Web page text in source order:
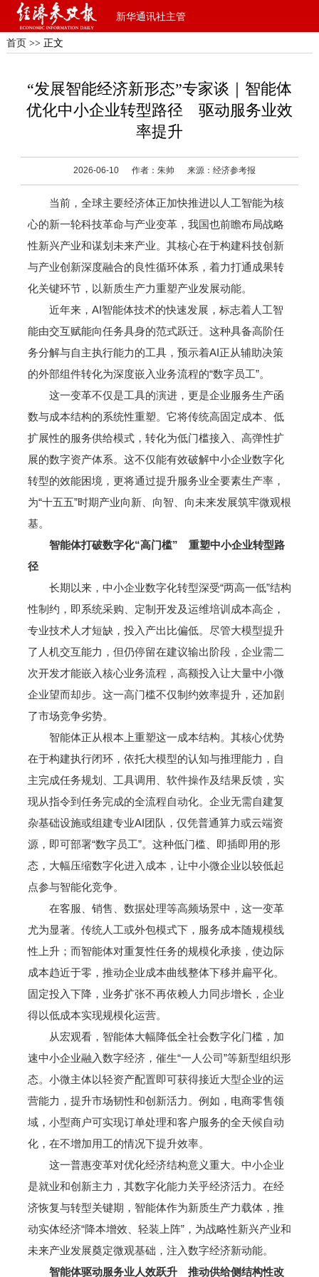
新华通讯社主管
首页 >> 正文
“发展智能经济新形态”专家谈｜智能体
优化中小企业转型路径 驱动服务业效
率提升
2026-06-10 作者：朱帅 来源：经济参考报
当前，全球主要经济体正加快推进以人工智能为核
心的新一轮科技革命与产业变革，我国也前瞻布局战略
性新兴产业和谋划未来产业。其核心在于构建科技创新
与产业创新深度融合的良性循环体系，着力打通成果转
化关键环节，以新质生产力重塑产业发展动能。
近年来，AI智能体技术的快速发展，标志着人工智
能由交互赋能向任务具身的范式跃迁。这种具备高阶任
务分解与自主执行能力的工具，预示着AI正从辅助决策
的外部组件转化为深度嵌入业务流程的“数字员工”。
这一变革不仅是工具的演进，更是企业服务生产函
数与成本结构的系统性重塑。它将传统高固定成本、低
扩展性的服务供给模式，转化为低门槛接入、高弹性扩
展的数字资产体系。这不仅能有效破解中小企业数字化
转型的效能困境，更将通过提升服务业全要素生产率，
为“十五五”时期产业向新、向智、向未来发展筑牢微观根
基。
智能体打破数字化“高门槛” 重塑中小企业转型路
径
长期以来，中小企业数字化转型深受“两高一低”结构
性制约，即系统采购、定制开发及运维培训成本高企，
专业技术人才短缺，投入产出比偏低。尽管大模型提升
了人机交互能力，但仍停留在建议输出阶段，企业需二
次开发才能嵌入核心业务流程，高额投入让大量中小微
企业望而却步。这一高门槛不仅制约效率提升，还加剧
了市场竞争劣势。
智能体正从根本上重塑这一成本结构。其核心优势
在于构建执行闭环，依托大模型的认知与推理能力，自
主完成任务规划、工具调用、软件操作及结果反馈，实
现从指令到任务完成的全流程自动化。企业无需自建复
杂基础设施或组建专业AI团队，仅凭普通算力或云端资
源，即可部署“数字员工”。这种低门槛、即插即用的形
态，大幅压缩数字化进入成本，让中小微企业以较低起
点参与智能化竞争。
在客服、销售、数据处理等高频场景中，这一变革
尤为显著。传统人工或外包模式下，服务成本随规模线
性上升；而智能体对重复性任务的规模化承接，使边际
成本趋近于零，推动企业成本曲线整体下移并扁平化。
固定投入下降，业务扩张不再依赖人力同步增长，企业
得以低成本实现规模化运营。
从宏观看，智能体大幅降低全社会数字化门槛，加
速中小企业融入数字经济，催生“一人公司”等新型组织形
态。小微主体以轻资产配置即可获得接近大型企业的运
营能力，提升市场韧性和创新活力。例如，电商零售领
域，小型商户可实现订单处理和客户服务的全天候自动
化，在不增加用工的情况下提升效率。
这一普惠变革对优化经济结构意义重大。中小企业
是就业和创新主力，其数字化能力关乎经济活力。在经
济恢复与转型关键期，智能体作为新质生产力载体，推
动实体经济“降本增效、轻装上阵”，为战略性新兴产业和
未来产业发展奠定微观基础，注入数字经济新动能。
智能体驱动服务业人效跃升 推动供给侧结构性改